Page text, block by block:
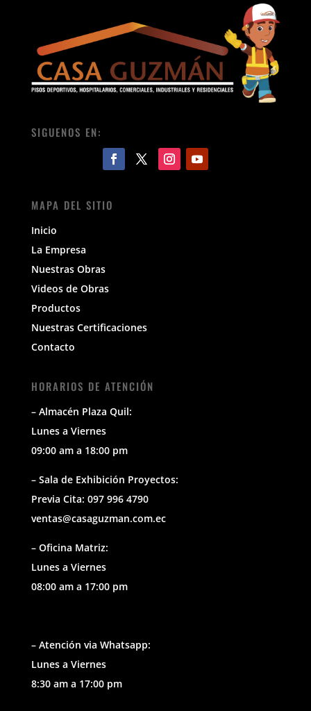
SIGUENOS EN:
MAPA DEL SITIO
Inicio
La Empresa
Nuestras Obras
Videos de Obras
Productos
Nuestras Certificaciones
Contacto
HORARIOS DE ATENCIÓN
– Almacén Plaza Quil:
Lunes a Viernes
09:00 am a 18:00 pm
– Sala de Exhibición Proyectos:
Previa Cita: 097 996 4790
ventas@casaguzman.com.ec
– Oficina Matriz:
Lunes a Viernes
08:00 am a 17:00 pm
– Atención via Whatsapp:
Lunes a Viernes
8:30 am a 17:00 pm